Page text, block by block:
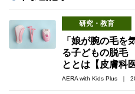
研究・教育
「娘が腕の毛
る子どもの脱毛
ととは【皮膚科
AERA with Kids Plus ｜